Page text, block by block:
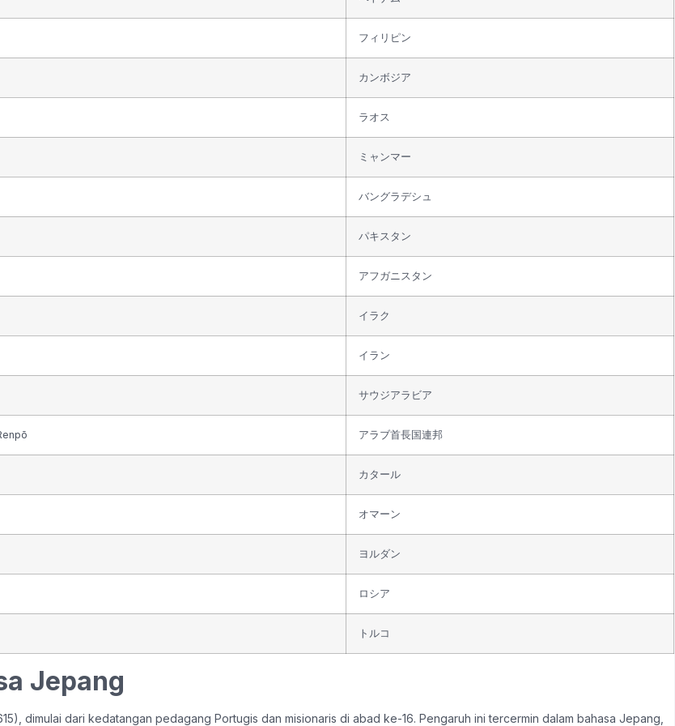
フィリピン
カンボジア
ラオス
ミャンマー
バングラデシュ
パキスタン
アフガニスタン
イラク
イラン
サウジアラビア
アラブ首長国連邦
カタール
オマーン
ヨルダン
ロシア
トルコ
Jepang
dimulai dari kedatangan pedagang Portugis dan misionaris di abad ke-16. Pengaruh ini tercermin dalam bahasa Jepang,